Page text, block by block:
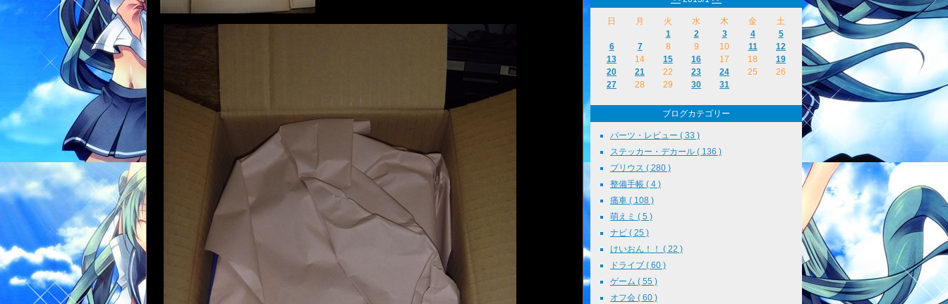
日 月 火 水 木 金
土
1
2 3 4
5
6
7 8 9 10 11
12
13
14 15 16 17 18
19
20
21 22 23 24 25
26
27
28 29 30 31
ブログカテゴリー
パーツ・レビュー ( 33 )
ステッカー・デカール ( 136 )
プリウス ( 280 )
整備手帳 ( 4 )
痛車 ( 108 )
萌えミ ( 5 )
ナビ ( 25 )
けいおん！！ ( 22 )
ドライブ ( 60 )
ゲーム ( 55 )
オフ会 ( 60 )